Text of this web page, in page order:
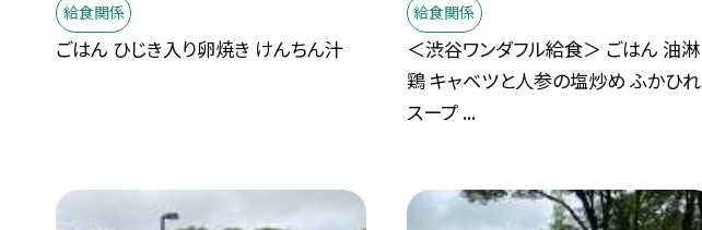
給食関係
ごはん ひじき入り卵焼き けんちん汁
給食関係
＜渋谷ワンダフル給食＞ ごはん 油淋
鶏 キャベツと人参の塩炒め ふかひれ
スープ ...